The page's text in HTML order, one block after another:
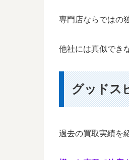
専門店ならではの
他社には真似でき
グッドス
過去の買取実績を